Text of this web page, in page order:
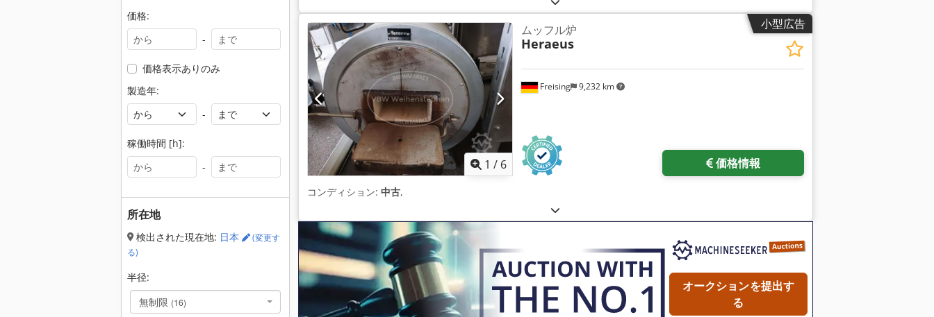
価格:
-
価格表示ありのみ
製造年:
-
稼働時間 [h]:
-
所在地
検出された現在地: 日本
(変更す
る)
半径:
無制限 (16)
小型広告
1 / 6
Freising 9,232 km
ムッフル炉
Heraeus
価格情報
コンディション: 中古,
オークションを提出す
る